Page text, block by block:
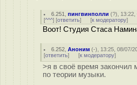
6.251 ,пингвинполли (?), 13:22,
[^^^] [ответить] [к модератору]
Воот! Студия Стаса
6.252 ,Аноним (-), 13:25, 08/07/
[ответить] [к модератору]
>я в своё время
по теории музыки.